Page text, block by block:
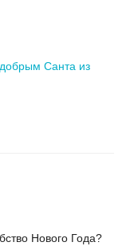
добрым Санта из
Нового Года?